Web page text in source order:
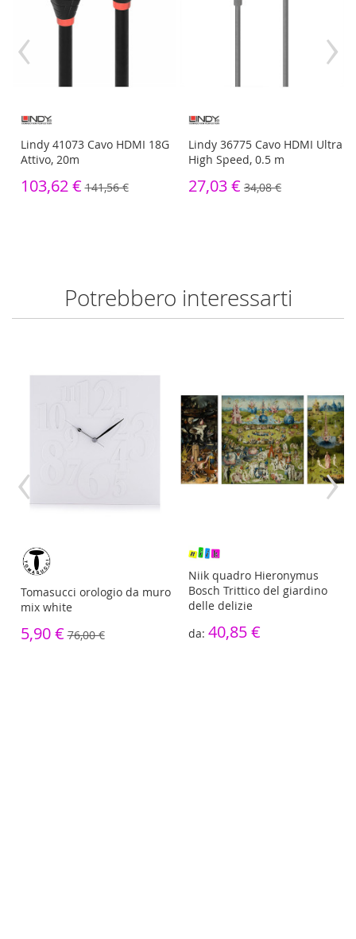
Lindy 41073 Cavo HDMI 18G
Attivo, 20m
103,62 € 141,56 €
Lindy 36775 Cavo HDMI Ultra
High Speed, 0.5 m
27,03 € 34,08 €
‹ ›
Potrebbero interessarti
Tomasucci orologio da muro
mix white
5,90 € 76,00 €
Niik quadro Hieronymus
Bosch Trittico del giardino
delle delizie
40,85 €
‹ ›